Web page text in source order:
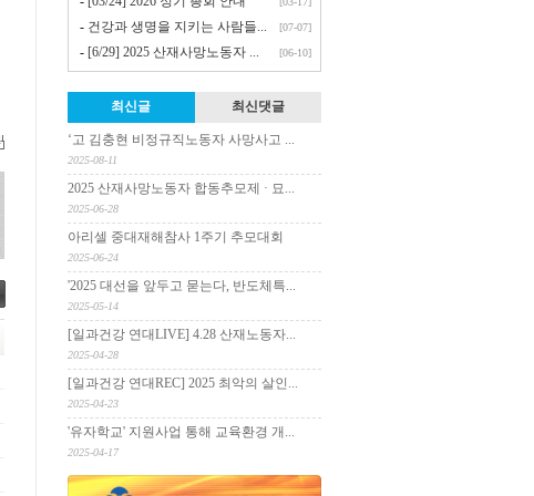
- 건강과 생명을 지키는 사람들... [07-07]
- [6/29] 2025 산재사망노동자 ... [06-10]
최신글 최신댓글
‘고 김충현 비정규직노동자 사망사고 ...
2025-08-11
2025 산재사망노동자 합동추모제 · 묘...
2025-06-28
아리셀 중대재해참사 1주기 추모대회
2025-06-24
'2025 대선을 앞두고 묻는다, 반도체특...
2025-05-14
[일과건강 연대LIVE] 4.28 산재노동자...
2025-04-28
[일과건강 연대REC] 2025 최악의 살인...
2025-04-23
'유자학교' 지원사업 통해 교육환경 개...
2025-04-17